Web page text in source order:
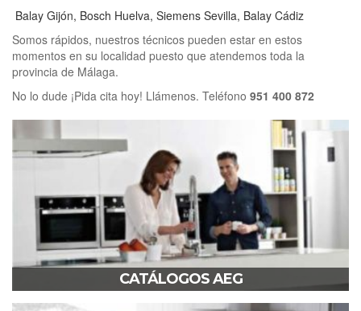
Balay Gijón, Bosch Huelva, Siemens Sevilla, Balay Cádiz
Somos rápidos, nuestros técnicos pueden estar en estos
momentos en su localidad puesto que atendemos toda la
provincia de Málaga.
No lo dude ¡Pida cita hoy! Llámenos. Teléfono 951 400 872
CATÁLOGOS AEG